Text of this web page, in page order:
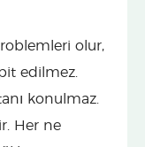
olur,
edilmez.
konulmaz.
Her ne